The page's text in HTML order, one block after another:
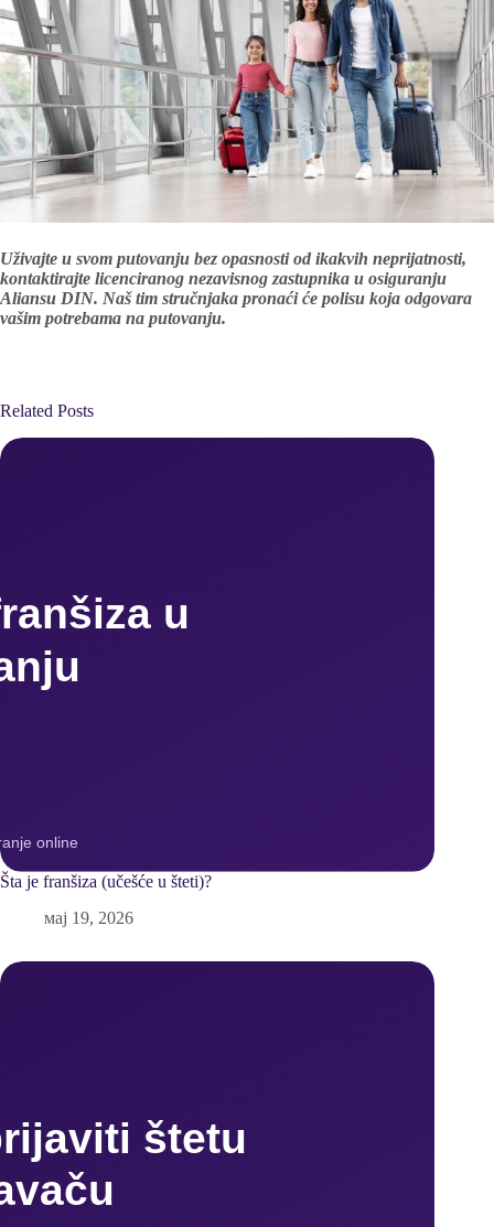
Uživajte u svom putovanju bez opasnosti od ikakvih neprijatnosti,
kontaktirajte licenciranog nezavisnog zastupnika u osiguranju
Aliansu DIN. Naš tim stručnjaka pronaći će polisu koja odgovara
vašim potrebama na putovanju.
Related Posts
Šta je franšiza (učešće u šteti)?
мај 19, 2026